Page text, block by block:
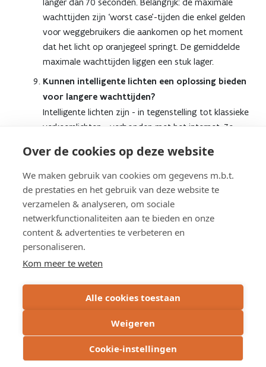
Over de cookies op deze website
We maken gebruik van cookies om gegevens m.b.t.
de prestaties en het gebruik van deze website te
verzamelen & analyseren, om sociale
netwerkfunctionaliteiten aan te bieden en onze
content & advertenties te verbeteren en
personaliseren.
Kom meer te weten
Alle cookies toestaan
Weigeren
Cookie-instellingen
langer dan 70 seconden. Belangrijk: de maximale
wachttijden zijn ‘worst case’-tijden die enkel gelden
voor weggebruikers die aankomen op het moment
dat het licht op oranjegeel springt. De gemiddelde
maximale wachttijden liggen een stuk lager.
Kunnen intelligente lichten een oplossing bieden
voor langere wachttijden?
Intelligente lichten zijn - in tegenstelling tot klassieke
verkeerslichten - verbonden met het internet. Ze
weggebruikers en met elkaar. Zo werken ze met
meer informatie dan de klassieke lichten en zijn ze in
staat om nog beter af te wegen wie wanneer groen
moet krijgen.
Bij wie kunnen lokale besturen terecht met
vragen over verkeerslichten?
Bij deregiomanagers
eerste aanspreekpunt voor alle vragen over de